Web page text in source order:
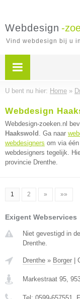
Webdesign -
Vind webdesign bij u
U bent nu hier: Home »
Webdesign
Webdesign-zoeken.nl
Haakswold . Ga naar
webdesigners om via
webdesigners tegelijk.
provincie Drenthe.
1 2 » »»
Exigent Webservices
Niet gevestigd in
Drenthe.
Drenthe » Borger
Markestraat 95,